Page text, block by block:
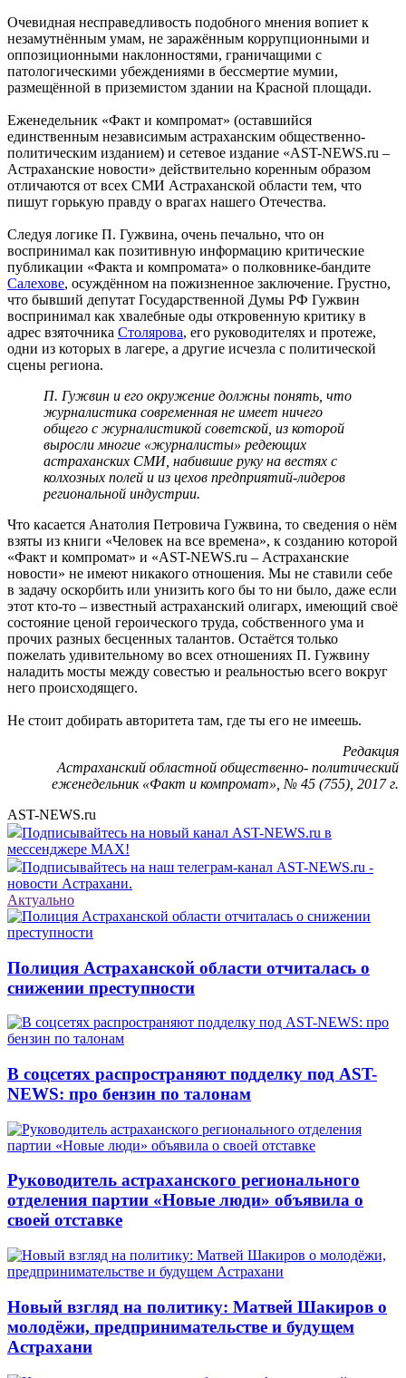
Очевидная несправедливость подобного мнения вопиет к
незамутнённым умам, не заражённым коррупционными и
оппозиционными наклонностями, граничащими с
патологическими убеждениями в бессмертие мумии,
размещённой в приземистом здании на Красной площади.
Еженедельник «Факт и компромат» (оставшийся
единственным независимым астраханским общественно-
политическим изданием) и сетевое издание «AST-NEWS.ru –
Астраханские новости» действительно коренным образом
отличаются от всех СМИ Астраханской области тем, что
пишут горькую правду о врагах нашего Отечества.
Следуя логике П. Гужвина, очень печально, что он
воспринимал как позитивную информацию критические
публикации «Факта и компромата» о полковнике-бандите
Салехове, осуждённом на пожизненное заключение. Грустно,
что бывший депутат Государственной Думы РФ Гужвин
воспринимал как хвалебные оды откровенную критику в
адрес взяточника Столярова, его руководителях и протеже,
одни из которых в лагере, а другие исчезла с политической
сцены региона.
П. Гужвин и его окружение должны понять, что
журналистика современная не имеет ничего
общего с журналистикой советской, из которой
выросли многие «журналисты» редеющих
астраханских СМИ, набившие руку на вестях с
колхозных полей и из цехов предприятий-лидеров
региональной индустрии.
Что касается Анатолия Петровича Гужвина, то сведения о нём
взяты из книги «Человек на все времена», к созданию которой
«Факт и компромат» и «AST-NEWS.ru – Астраханские
новости» не имеют никакого отношения. Мы не ставили себе
в задачу оскорбить или унизить кого бы то ни было, даже если
этот кто-то – известный астраханский олигарх, имеющий своё
состояние ценой героического труда, собственного ума и
прочих разных бесценных талантов. Остаётся только
пожелать удивительному во всех отношениях П. Гужвину
наладить мосты между совестью и реальностью всего вокруг
него происходящего.
Не стоит добирать авторитета там, где ты его не имеешь.
Редакция
Астраханский областной общественно- политический
еженедельник «Факт и компромат», № 45 (755), 2017 г.
AST-NEWS.ru
Подписывайтесь на новый канал AST-NEWS.ru в
мессенджере MAX!
Подписывайтесь на наш телеграм-канал AST-NEWS.ru -
новости Астрахани.
Актуально
Полиция Астраханской области отчиталась о
снижении преступности
В соцсетях распространяют подделку под AST-
NEWS: про бензин по талонам
Руководитель астраханского регионального
отделения партии «Новые люди» объявила о
своей отставке
Новый взгляд на политику: Матвей Шакиров о
молодёжи, предпринимательстве и будущем
Астрахани